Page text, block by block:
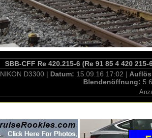
SBB-CFF Re 420.215-6 (Re 91 85 4 420
NIKON D3300 | Datum: 15.09.16 17:02 |
Blendenöffnung: